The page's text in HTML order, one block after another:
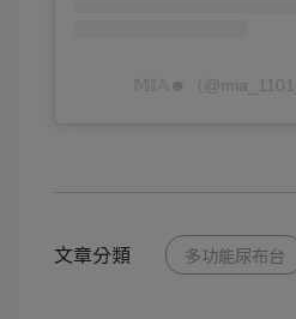
𝕄𝕀𝔸☻（
文章分類 多功能尿布台